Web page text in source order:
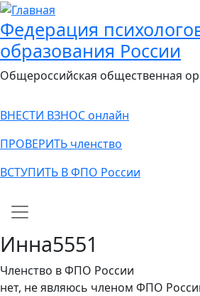
Федерация
образования России
Общероссийская общественная
ВНЕСТИ ВЗНОС онлайн
ПРОВЕРИТЬ членство
ВСТУПИТЬ В ФПО России
Main navigation
Инна5551
Членство в ФПО России
нет, не являюсь членом ФПО